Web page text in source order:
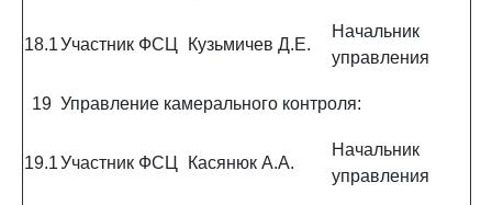
18.1Участник ФСЦ Кузьмичев Д.Е.
Начальник
управления
19 Управление камерального контроля:
19.1Участник ФСЦ Касянюк А.А.
Начальник
управления